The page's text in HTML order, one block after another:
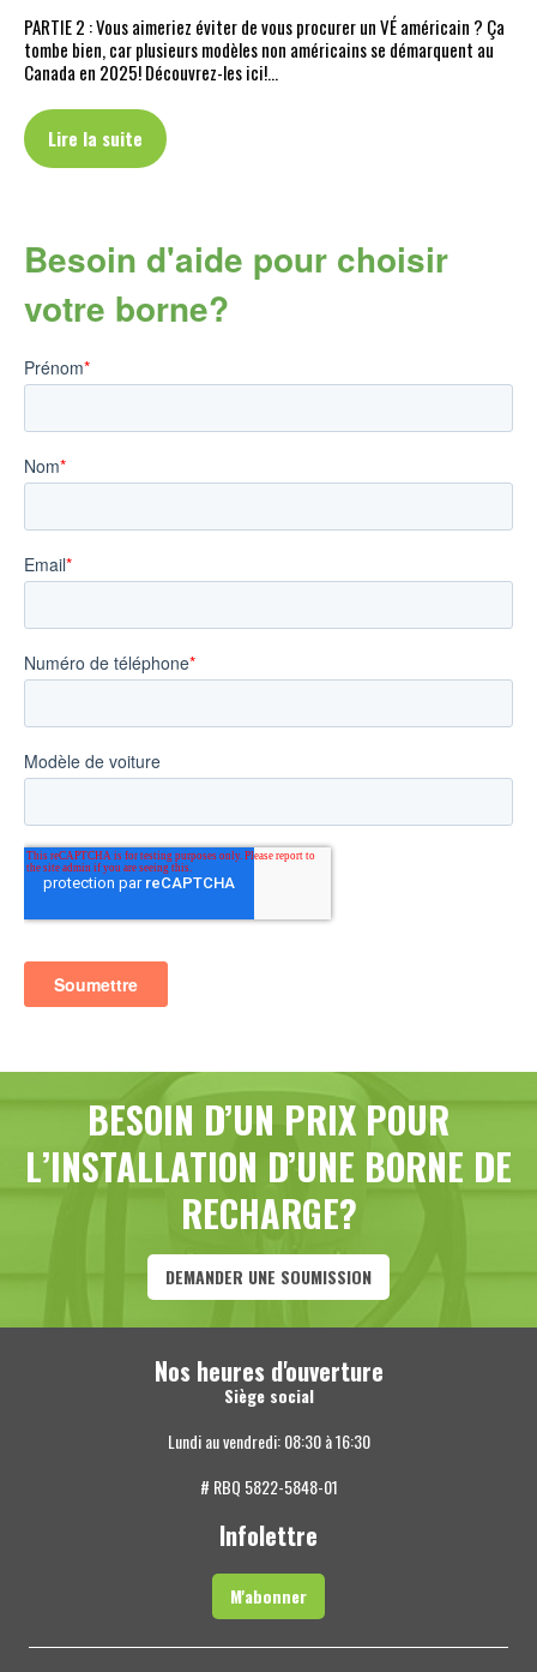
PARTIE 2 : Vous aimeriez éviter de vous procurer un VÉ américain ? Ça
tombe bien, car plusieurs modèles non américains se démarquent au
Canada en 2025! Découvrez-les ici!…
Lire la suite
BESOIN D’UN PRIX POUR
L’INSTALLATION D’UNE BORNE DE
RECHARGE?
DEMANDER UNE SOUMISSION
Nos heures d'ouverture
Siège social
Lundi au vendredi: 08:30 à 16:30
# RBQ 5822-5848-01
Infolettre
M'abonner